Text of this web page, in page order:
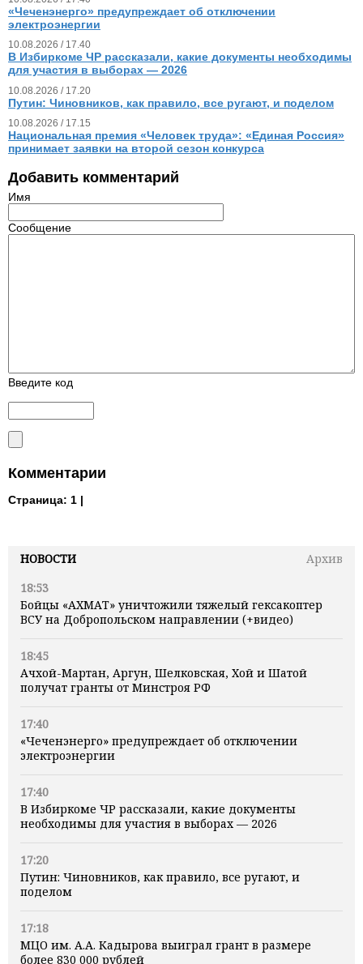
НОВОСТИ
Архив
18:53
Бойцы «АХМАТ» уничтожили тяжелый гексакоптер
ВСУ на Добропольском направлении (+видео)
18:45
Ачхой-Мартан, Аргун, Шелковская, Хой и Шатой
получат гранты от Минстроя РФ
17:40
«Чеченэнерго» предупреждает об отключении
электроэнергии
17:40
В Избиркоме ЧР рассказали, какие документы
необходимы для участия в выборах — 2026
17:20
Путин: Чиновников, как правило, все ругают, и
поделом
17:18
МЦО им. А.А. Кадырова выиграл грант в размере
более 830 000 рублей
«Чеченэнерго» предупреждает об отключении
электроэнергии
10.08.2026 / 17.40
В Избиркоме ЧР рассказали, какие документы необходимы
для участия в выборах — 2026
10.08.2026 / 17.20
Путин: Чиновников, как правило, все ругают, и поделом
10.08.2026 / 17.15
Национальная премия «Человек труда»: «Единая Россия»
принимает заявки на второй сезон конкурса
Добавить комментарий
Имя
Сообщение
Введите код
Комментарии
Страница: 1 |